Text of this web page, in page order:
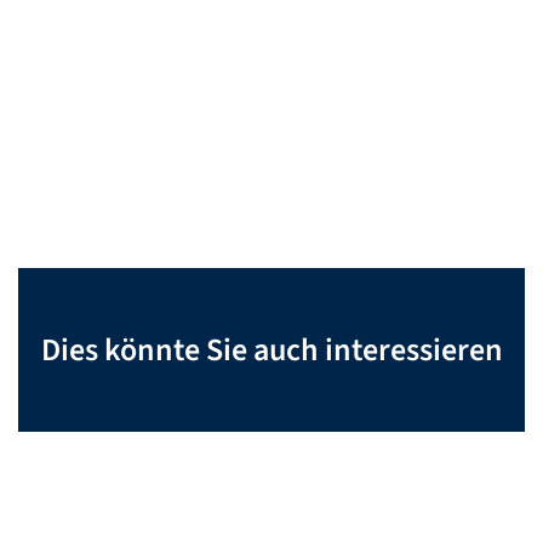
Dies könnte Sie auch interessieren